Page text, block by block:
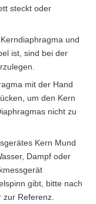
steckt oder
und
ist, sind bei der
mit der Hand
um den Kern
nicht zu
Kern Mund
Dampf oder
gibt, bitte nach
Referenz.